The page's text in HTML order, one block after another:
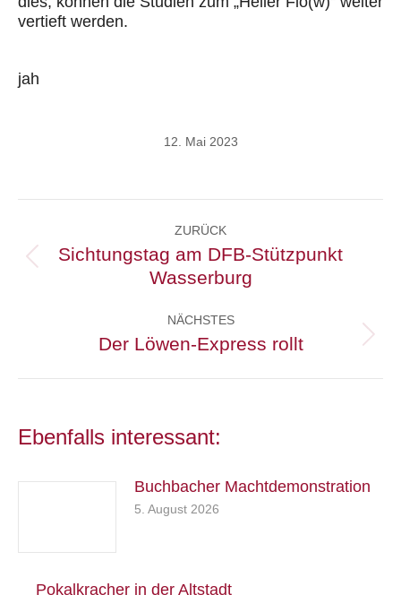
vertieft werden.
jah
12. Mai 2023
ZURÜCK
Vorheriger
Beitrag:
Sichtungstag am DFB-Stützpunkt
Wasserburg
NÄCHSTES
Nächster
Der Löwen-Express rollt
Ebenfalls interessant:
Buchbacher Machtdemonstration
5. August 2026
Pokalkracher in der Altstadt